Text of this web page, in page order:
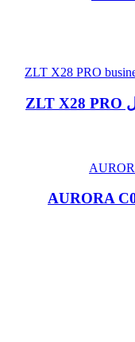
مودم 5G/TD-LTE رومیزی DU مدل ZLT X28 PRO